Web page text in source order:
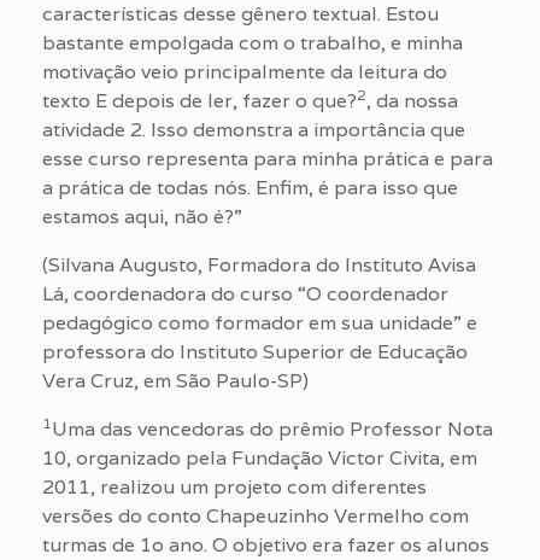
características desse gênero textual. Estou
bastante empolgada com o trabalho, e minha
motivação veio principalmente da leitura do
texto E depois de ler, fazer o que?2, da nossa
atividade 2. Isso demonstra a importância que
esse curso representa para minha prática e para
a prática de todas nós. Enfim, é para isso que
estamos aqui, não é?”
(Silvana Augusto, Formadora do Instituto Avisa
Lá, coordenadora do curso “O coordenador
pedagógico como formador em sua unidade” e
professora do Instituto Superior de Educação
Vera Cruz, em São Paulo-SP)
1 Uma das vencedoras do prêmio Professor Nota
10, organizado pela Fundação Victor Civita, em
2011, realizou um projeto com diferentes
versões do conto Chapeuzinho Vermelho com
turmas de 1o ano. O objetivo era fazer os alunos